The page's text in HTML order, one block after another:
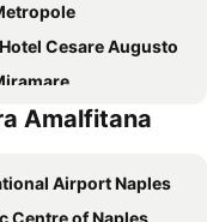
Cesare Augusto
Teresa
President
Amalfitana
Airport Naples
Centre of Naples